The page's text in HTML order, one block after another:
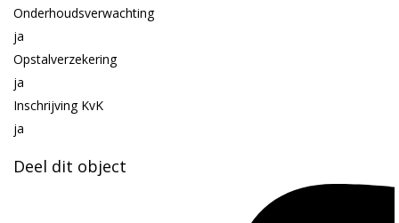
Onderhoudsverwachting
ja
Opstalverzekering
ja
Inschrijving KvK
ja
Deel dit object